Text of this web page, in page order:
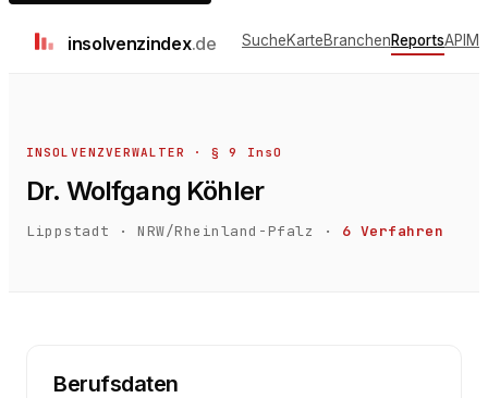
insolvenzindex.de SucheKarteBranchenReportsAPI
INSOLVENZVERWALTER · § 9 InsO
Dr. Wolfgang Köhler
Lippstadt ·NRW/Rheinland-Pfalz · 6 Verfahren
Berufsdaten